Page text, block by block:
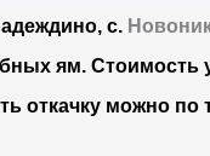
с.
ям.
откачку можно